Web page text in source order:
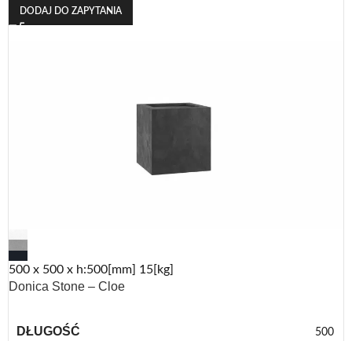
DODAJ DO ZAPYTANIA
500 x 500 x h:500[mm] 15[kg]
Donica Stone – Cloe
DŁUGOŚĆ 500